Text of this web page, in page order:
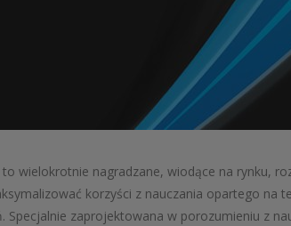
wielokrotnie nagradzane, wiodące na rynku,
korzyści z nauczania opartego na
Specjalnie zaprojektowana w porozumieniu z